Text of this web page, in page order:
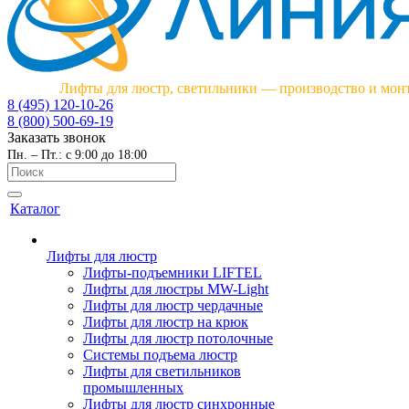
Лифты для люстр, светильники — производство и
8 (495) 120-10-26
8 (800) 500-69-19
Заказать звонок
Пн. – Пт.: с 9:00 до 18:00
Каталог
Лифты для люстр
Лифты-подъемники LIFTEL
Лифты для люстры MW-Light
Лифты для люстр чердачные
Лифты для люстр на крюк
Лифты для люстр потолочные
Системы подъема люстр
Лифты для светильников
промышленных
Лифты для люстр синхронные